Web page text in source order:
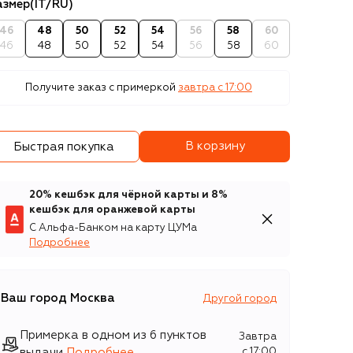
(IT/RU)
46
46
48
48
50
50
52
52
54
54
56
56
58
58
60
60
Получите заказ с примеркой завтра c 17:00
Быстрая покупка В корзину
20% кешбэк для чёрной карты и 8%
кешбэк для оранжевой карты
С Альфа-Банком на карту ЦУМа
Подробнее
Ваш город Москва Другой город
Примерка в одном из 6 пунктов
Завтра